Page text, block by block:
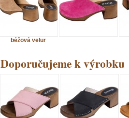
béžová velur
Doporučujeme k výrobku